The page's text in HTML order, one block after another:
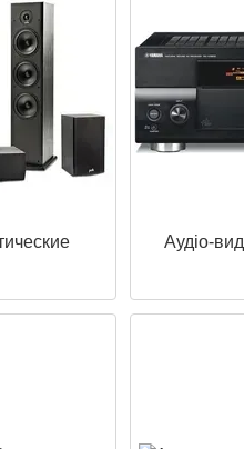
Аудіо-